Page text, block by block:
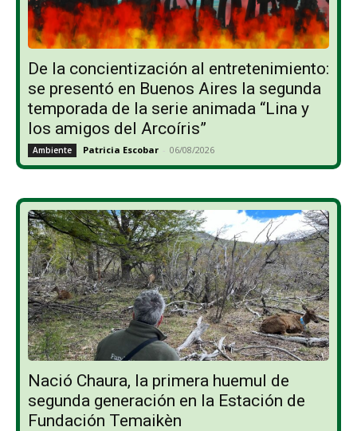
De la concientización al entretenimiento:
se presentó en Buenos Aires la segunda
temporada de la serie animada “Lina y
los amigos del Arcoíris”
Ambiente Patricia Escobar - 06/08/2026
Nació Chaura, la primera huemul de
segunda generación en la Estación de
Fundación Temaikèn